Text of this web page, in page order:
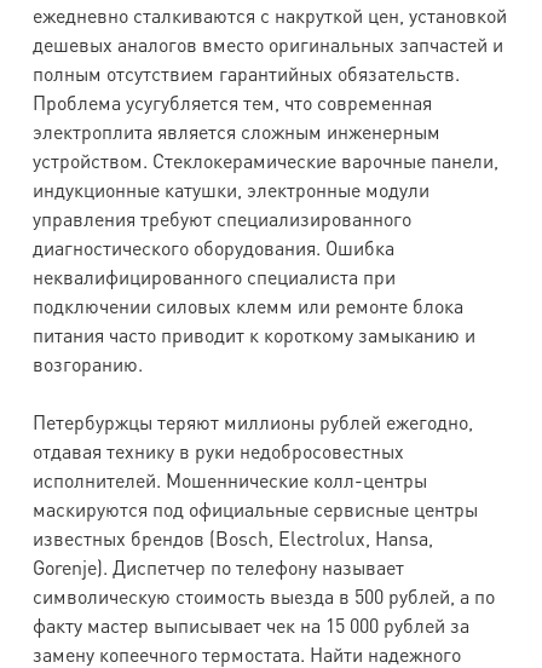
ежедневно сталкиваются с накруткой цен, установкой
дешевых аналогов вместо оригинальных запчастей и
полным отсутствием гарантийных обязательств.
Проблема усугубляется тем, что современная
электроплита является сложным инженерным
устройством. Стеклокерамические варочные панели,
индукционные катушки, электронные модули
управления требуют специализированного
диагностического оборудования. Ошибка
неквалифицированного специалиста при
подключении силовых клемм или ремонте блока
питания часто приводит к короткому замыканию и
возгоранию.
Петербуржцы теряют миллионы рублей ежегодно,
отдавая технику в руки недобросовестных
исполнителей. Мошеннические колл-центры
маскируются под официальные сервисные центры
известных брендов (Bosch, Electrolux, Hansa,
Gorenje). Диспетчер по телефону называет
символическую стоимость выезда в 500 рублей, а по
факту мастер выписывает чек на 15 000 рублей за
замену копеечного термостата. Найти надежного